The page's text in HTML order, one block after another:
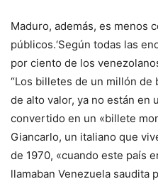
Maduro, además, es menos
públicos.‘Según todas las
por ciento de los
“Los billetes de un millón de
de alto valor, ya no están en
convertido en un «billete
Giancarlo, un italiano que
de 1970, «cuando este país
llamaban Venezuela